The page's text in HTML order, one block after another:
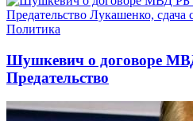
Политика
Шушкевич о договоре
Предательство